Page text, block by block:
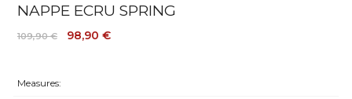
NAPPE ECRU SPRING
109,90 € 98,90 €
Measures: